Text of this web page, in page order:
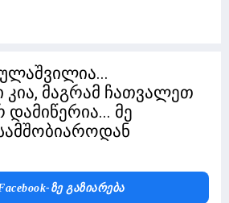
კია, მაგრამ ჩათვალეთ
მე
Ზე Გაზიარება